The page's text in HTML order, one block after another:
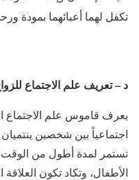
تكفل لهما أعبائهما بمودة
د – تعريف علم الاجتماع
يعرف قاموس علم الاجتماع
اجتماعياً بين شخصين
تستمر لمدة أطول من الوقت
الأطفال، وتكاد تكون